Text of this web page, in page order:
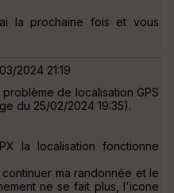
la prochaine fois et vous
2024 21:19
de localisation GPS
du 25/02/2024 19:35).
la localisation fonctionne
ma randonnée et le
ne se fait plus, l'icone